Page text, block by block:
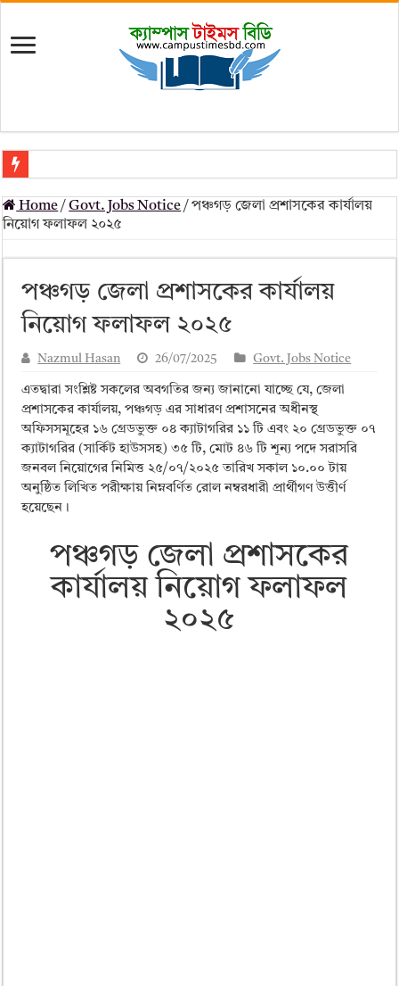
মৎস্য অধিদপ্তর (dof) নিয়োগ বিজ্ঞপ্তি ২০২৬
প্রাথমিক সহকারী শিক্ষক নিয়োগ পরীক্ষার চূড়ান্ত ফলাফল 2026 – Dpe gov bd
Primary Assistant Teacher Result 2026 | dpe.gov.bd result
primary viva result 2026 pdf download – dpe viva result
www dpe gov bd result 2026 pdf
ময়মনসিংহ বোর্ড এইচএসসি রেজাল্ট ২০২৫ – HSC Result 2025 Mymensingh
দিনাজপুর বোর্ড এইচএসসি রেজাল্ট ২০২৫ – HSC Result 2025 Dinajpur Board
সিলেট বোর্ড এইচএসসি রেজাল্ট ২০২৫ – HSC Result 2025 Sylhet Board
Home / Govt. Jobs Notice / পঞ্চগড় জেলা প্রশাসকের কার্যালয়
নিয়োগ ফলাফল ২০২৫
পঞ্চগড় জেলা প্রশাসকের কার্যালয়
নিয়োগ ফলাফল ২০২৫
Nazmul Hasan 26/07/2025 Govt. Jobs Notice
এতদ্বারা সংশ্লিষ্ট সকলের অবগতির জন্য জানানো যাচ্ছে যে, জেলা
প্রশাসকের কার্যালয়, পঞ্চগড় এর সাধারণ প্রশাসনের অধীনস্থ
অফিসসমূহের ১৬ গ্রেডভুক্ত ০৪ ক্যাটাগরির ১১ টি এবং ২০ গ্রেডভুক্ত ০৭
ক্যাটাগরির (সার্কিট হাউসসহ) ৩৫ টি, মোট ৪৬ টি শূন্য পদে সরাসরি
জনবল নিয়োগের নিমিত্ত ২৫/০৭/২০২৫ তারিখ সকাল ১০.০০ টায়
অনুষ্ঠিত লিখিত পরীক্ষায় নিম্নবর্ণিত রোল নম্বরধারী প্রার্থীগণ উত্তীর্ণ
হয়েছেন।
পঞ্চগড় জেলা প্রশাসকের
কার্যালয় নিয়োগ ফলাফল
২০২৫